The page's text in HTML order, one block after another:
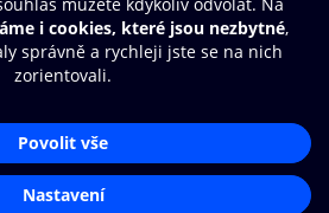
údajů
Aplikace O2 Knihovna
Čti a poslouchej své e-knihy a